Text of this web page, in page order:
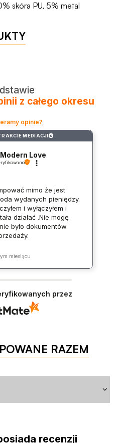
skóra PU, 5% metal
z całego okresu
opinie?
MEDIACJI ?
Love
mimo że jest
wydanych pieniędzy.
i wyłączyłem i
działać .Nie mogę
było dokumentów
miesiącu
przez
RAZEM
recenzji